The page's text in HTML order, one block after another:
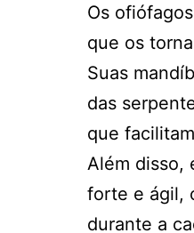
Os
que os
Suas
das
que
Além disso,
forte e ágil,
durante a